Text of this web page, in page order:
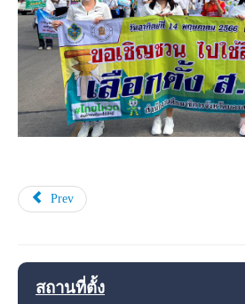
Prev
สถานที่ตั้ง